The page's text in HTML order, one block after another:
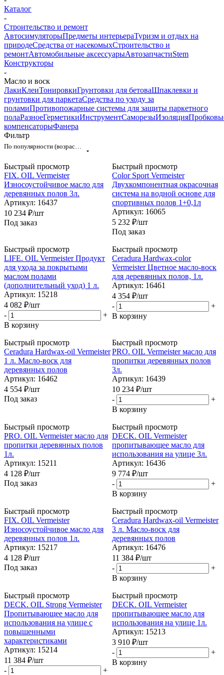
Каталог
-
Строительство и ремонт
АвтосимуляторыПредметы интерьераТуризм и отдых на
природеСредства от насекомыхСтроительство и
ремонтАвтомобильные аксессуарыАвтозапчастиStem
Конструкторы
-
Масло и воск
ЛакиКлеиТонировкиГрунтовки для бетоваШпаклевки и
грунтовки для паркетаСредства по уходу за
поламиПротивопожарные системы для защиты паркетного
полаРазноеГерметикиИнструментСаморезыИзоляция
компенсаторыФанера
Фильтр
Быстрый просмотр
FIX. OIL Vermeister
Износоустойчивое масло для
деревянных полов 3л.
Артикул: 16437
10 234 ₽/шт
Под заказ
Быстрый просмотр
Color Sport Vermeister
Двухкомпонентная окрасочная
система на водной основе для
спортивных полов 1+0,1л
Артикул: 16065
5 232 ₽/шт
Под заказ
Быстрый просмотр
LIFE. OIL Vermeister Продукт
для ухода за покрытыми
маслом полами
(дополнительный уход) 1 л.
Артикул: 15218
4 082 ₽/шт
-
+
В корзину
Быстрый просмотр
Ceradura Hardwax-color
Vermeister Цветное масло-воск
для деревянных полов, 1л.
Артикул: 16461
4 354 ₽/шт
-
+
В корзину
Быстрый просмотр
Ceradura Hardwax-oil Vermeister
1 л. Масло-воск для
деревянных полов
Артикул: 16462
4 554 ₽/шт
Под заказ
Быстрый просмотр
PRO. OIL Vermeister масло для
пропитки деревянных полов
3л.
Артикул: 16439
10 234 ₽/шт
-
+
В корзину
Быстрый просмотр
PRO. OIL Vermeister масло для
пропитки деревянных полов
1л.
Артикул: 15211
4 128 ₽/шт
Под заказ
Быстрый просмотр
DECK. OIL Vermeister
пропитывающее масло для
использования на улице 3л.
Артикул: 16436
9 774 ₽/шт
-
+
В корзину
Быстрый просмотр
FIX. OIL Vermeister
Износоустойчивое масло для
деревянных полов 1л.
Артикул: 15217
4 128 ₽/шт
Под заказ
Быстрый просмотр
Ceradura Hardwax-oil Vermeister
3 л. Масло-воск для
деревянных полов
Артикул: 16476
11 384 ₽/шт
-
+
В корзину
Быстрый просмотр
DECK. OIL Strong Vermeister
Пропитывающее масло для
использования на улице c
повышенными
характеристиками
Артикул: 15214
11 384 ₽/шт
-
+
Быстрый просмотр
DECK. OIL Vermeister
пропитывающее масло для
использования на улице 1л.
Артикул: 15213
3 910 ₽/шт
-
+
В корзину